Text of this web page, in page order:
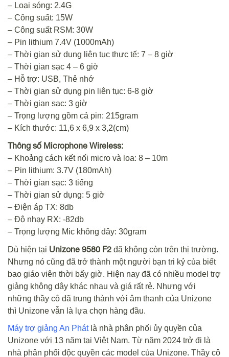
– Loại sóng: 2.4G
– Công suất: 15W
– Công suất RSM: 30W
– Pin lithium 7.4V (1000mAh)
– Thời gian sử dụng liên tục thực tế: 7 – 8 giờ
– Thời gian sạc 4 – 6 giờ
– Hỗ trợ: USB, Thẻ nhớ
– Thời gian sử dụng pin liên tục: 6-8 giờ
– Thời gian sạc: 3 giờ
– Trọng lượng gồm cả pin: 215gram
– Kích thước: 11,6 x 6,9 x 3,2(cm)
Thông số Microphone Wireless:
– Khoảng cách kết nối micro và loa: 8 – 10m
– Pin lithium: 3.7V (180mAh)
– Thời gian sạc: 3 tiếng
– Thời gian sử dụng: 5 giờ
– Điện áp TX: 8db
– Độ nhạy RX: -82db
– Trọng lượng Mic không dây: 30gram
Dù hiện tại Unizone 9580 F2 đã không còn trên thị trường.
Nhưng nó cũng đã trở thành một người bạn tri kỷ của biết
bao giáo viên thời bấy giờ. Hiện nay đã có nhiều model trợ
giảng không dây khác nhau và giá rất rẻ. Nhưng với
những thầy cô đã trung thành với âm thanh của Unizone
thì Unizone vẫn là lựa chọn hàng đầu.
Máy trợ giảng An Phátlà nhà phân phối ủy quyền của
Unizone với 13 năm tại Việt Nam. Từ năm 2024 trở đi là
nhà phân phối độc quyền các model của Unizone. Thầy cô